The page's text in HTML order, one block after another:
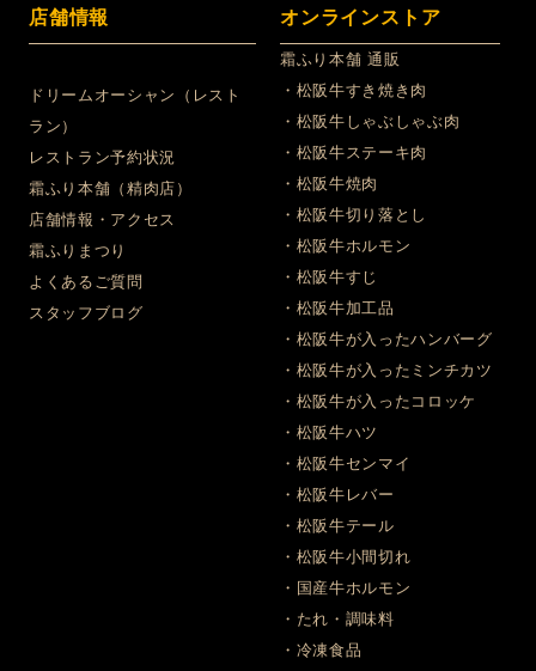
店舗情報
ドリームオーシャン（レスト
ラン）
レストラン予約状況
霜ふり本舗（精肉店）
店舗情報・アクセス
霜ふりまつり
よくあるご質問
スタッフブログ
オンラインストア
霜ふり本舗 通販
・松阪牛すき焼き肉
・松阪牛しゃぶしゃぶ肉
・松阪牛ステーキ肉
・松阪牛焼肉
・松阪牛切り落とし
・松阪牛ホルモン
・松阪牛すじ
・松阪牛加工品
・松阪牛が入ったハンバーグ
・松阪牛が入ったミンチカツ
・松阪牛が入ったコロッケ
・松阪牛ハツ
・松阪牛センマイ
・松阪牛レバー
・松阪牛テール
・松阪牛小間切れ
・国産牛ホルモン
・たれ・調味料
・冷凍食品